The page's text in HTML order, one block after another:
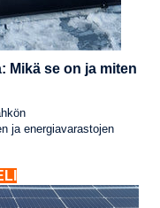
Mikä se on ja miten
ja energiavarastojen